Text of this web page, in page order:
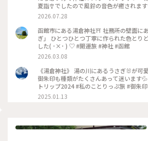
夏詣🎐でしたので風鈴の音色が癒されま
守は3回目の購入で夫婦で持ってます😄 #北海道#函館市#湯倉
神社#夏詣#大丈夫御守#散歩#観光#函館旅
2026.07.28
函館市にある湯倉神社⛩️ 社務所の壁面に
ぎ」 ひとつひとつ丁寧に作られた色とり
した( ･×･ ) ♡ #開運旅 #神社 #函館
2026.03.08
《湯倉神社》 湯の川にあるうさぎ🐰が可
御朱印も種類がたくさんあって迷います
トリップ2024 #私のことりっぷ旅 #御朱
北海道 #函館 #湯倉神社#湯の川#うさぎ#
2025.01.13